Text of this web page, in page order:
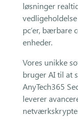
løsninger
pc’er, bærbare
enheder.
Vores unikke
bruger AI til at
AnyTech365
leverer